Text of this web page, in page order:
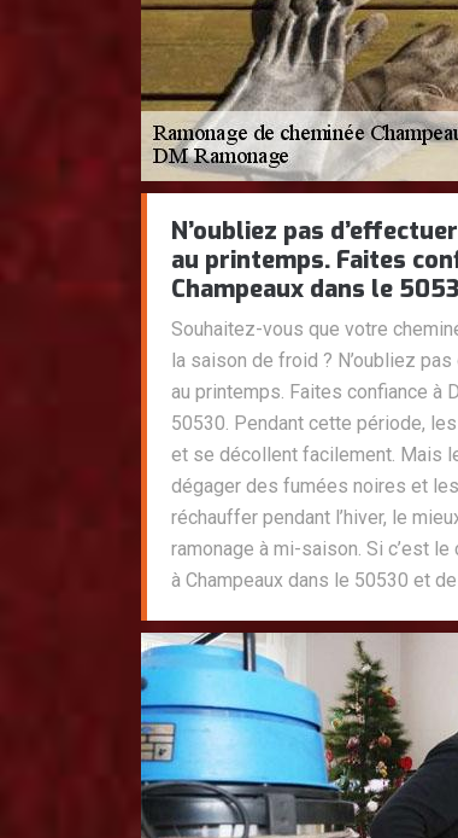
N’oubliez pas
au printemps. Faites
Champeaux dans le
Souhaitez-vous que votre
la saison de froid ? N’oubliez
au printemps. Faites confiance à
50530. Pendant cette période,
et se décollent facilement. Mais
dégager des fumées noires et
réchauffer pendant l’hiver, le
ramonage à mi-saison. Si c’est le
à Champeaux dans le 50530 et